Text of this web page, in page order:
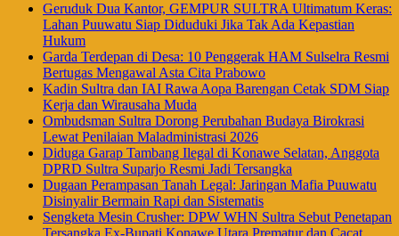
Geruduk Dua Kantor, GEMPUR SULTRA Ultimatum Keras:
Lahan Puuwatu Siap Diduduki Jika Tak Ada Kepastian
Hukum
Garda Terdepan di Desa: 10 Penggerak HAM Sulselra Resmi
Bertugas Mengawal Asta Cita Prabowo
Kadin Sultra dan IAI Rawa Aopa Barengan Cetak SDM Siap
Kerja dan Wirausaha Muda
Ombudsman Sultra Dorong Perubahan Budaya Birokrasi
Lewat Penilaian Maladministrasi 2026
Diduga Garap Tambang Ilegal di Konawe Selatan, Anggota
DPRD Sultra Suparjo Resmi Jadi Tersangka
Dugaan Perampasan Tanah Legal: Jaringan Mafia Puuwatu
Disinyalir Bermain Rapi dan Sistematis
Sengketa Mesin Crusher: DPW WHN Sultra Sebut Penetapan